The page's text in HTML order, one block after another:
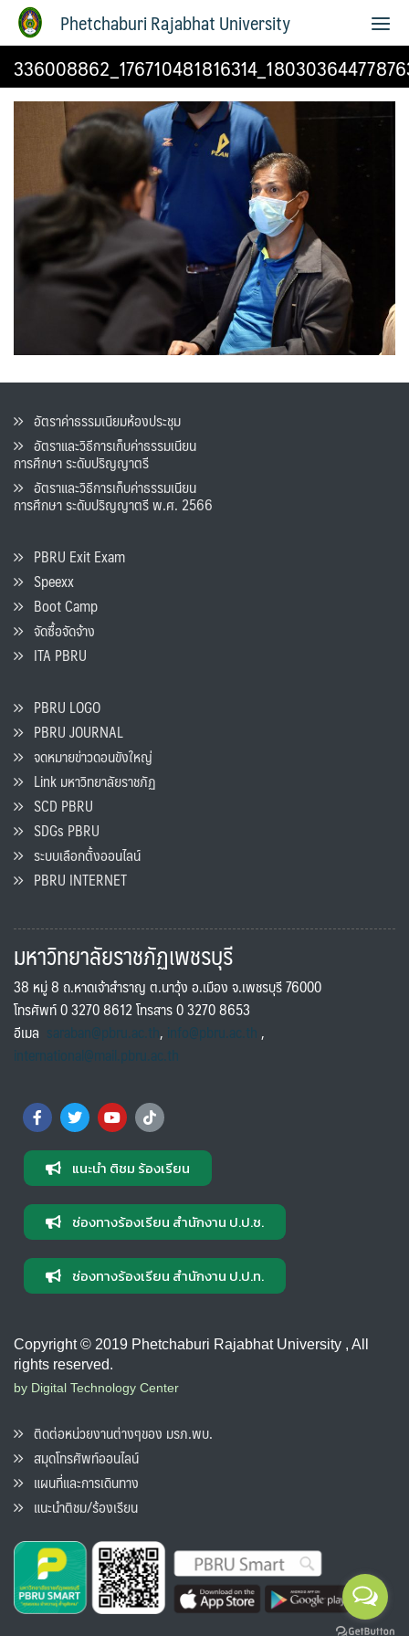
Phetchaburi Rajabhat University
อัตราค่าธรรมเนียมห้องประชุม
อัตราและวิธีการเก็บค่าธรรมเนียน
การศึกษา ระดับปริญญาตรี
อัตราและวิธีการเก็บค่าธรรมเนียน
การศึกษา ระดับปริญญาตรี พ.ศ. 2566
PBRU Exit Exam
Speexx
Boot Camp
จัดซื้อจัดจ้าง
ITA PBRU
PBRU LOGO
PBRU JOURNAL
จดหมายข่าวดอนขังใหญ่
Link มหาวิทยาลัยราชภัฏ
SCD PBRU
SDGs PBRU
ระบบเลือกตั้งออนไลน์
PBRU INTERNET
มหาวิทยาลัยราชภัฏเพชรบุรี
38 หมู่ 8 ถ.หาดเจ้าสำราญ ต.นาวุ้ง อ.เมือง จ.เพชรบุรี 76000
โทรศัพท์ 0 3270 8612 โทรสาร 0 3270 8653
อีเมล saraban@pbru.ac.th, info@pbru.ac.th,
international@mail.pbru.ac.th
แนะนำ ติชม ร้องเรียน
ช่องทางร้องเรียน สำนักงาน ป.ป.ช.
ช่องทางร้องเรียน สำนักงาน ป.ป.ท.
Copyright © 2019 Phetchaburi Rajabhat University , All
rights reserved.
by Digital Technology Center
ติดต่อหน่วยงานต่างๆของ มรภ.พบ.
สมุดโทรศัพท์ออนไลน์
แผนที่และการเดินทาง
แนะนำติชม/ร้องเรียน